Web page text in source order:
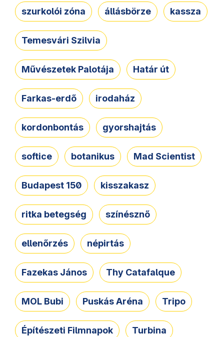
szurkolói zóna állásbörze kassza
Temesvári Szilvia
Művészetek Palotája Határ út
Farkas-erdő irodaház
kordonbontás gyorshajtás
softice botanikus Mad Scientist
Budapest 150 kisszakasz
ritka betegség színésznő
ellenőrzés népirtás
Fazekas János Thy Catafalque
MOL Bubi Puskás Aréna Tripo
Építészeti Filmnapok Turbina